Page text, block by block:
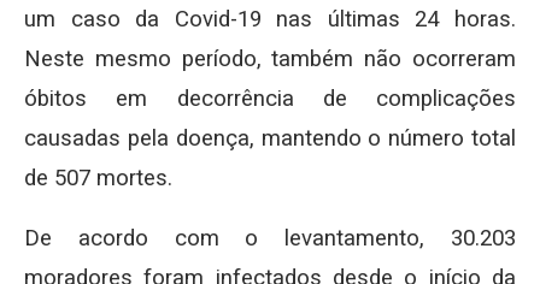
um caso da Covid-19 nas últimas 24 horas.
Neste mesmo período, também não ocorreram
óbitos em decorrência de complicações
causadas pela doença, mantendo o número total
de 507 mortes.
De acordo com o levantamento, 30.203
moradores foram infectados desde o início da